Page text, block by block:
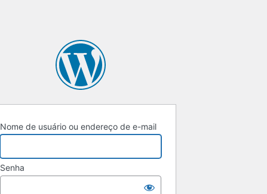
Nome de usuário ou endereço de e-mail
Senha